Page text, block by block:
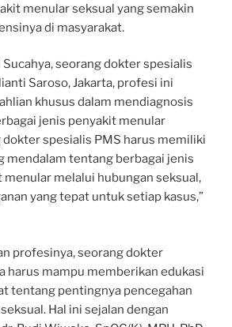
menular seksual yang semakin
di masyarakat.
seorang dokter spesialis
Saroso, Jakarta, profesi ini
khusus dalam mendiagnosis
jenis penyakit menular
dokter spesialis PMS harus memiliki
mendalam tentang berbagai jenis
menular melalui hubungan seksual,
yang tepat untuk setiap kasus,”
profesinya, seorang dokter
harus mampu memberikan edukasi
tentang pentingnya pencegahan
Hal ini sejalan dengan